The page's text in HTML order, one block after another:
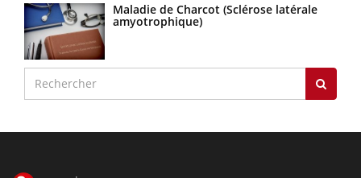
Maladie de Charcot (Sclérose latérale
amyotrophique)